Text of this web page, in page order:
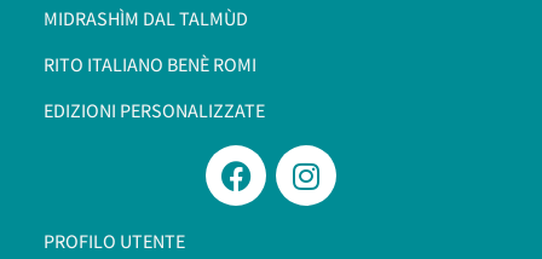
MIDRASHÌM DAL TALMÙD
RITO ITALIANO BENÈ ROMI​
EDIZIONI PERSONALIZZATE
PROFILO UTENTE